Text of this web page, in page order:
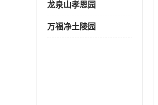
龙泉山孝恩园
万福净土陵园